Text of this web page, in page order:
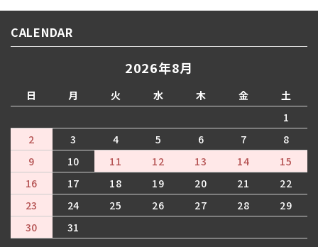
CALENDAR
2026年8月
日 月 火 水 木 金
土
1
2
3 4 5 6 7
8
9
10 11 12 13 14
15
16
17 18 19 20 21
22
23
24 25 26 27 28
29
30
31